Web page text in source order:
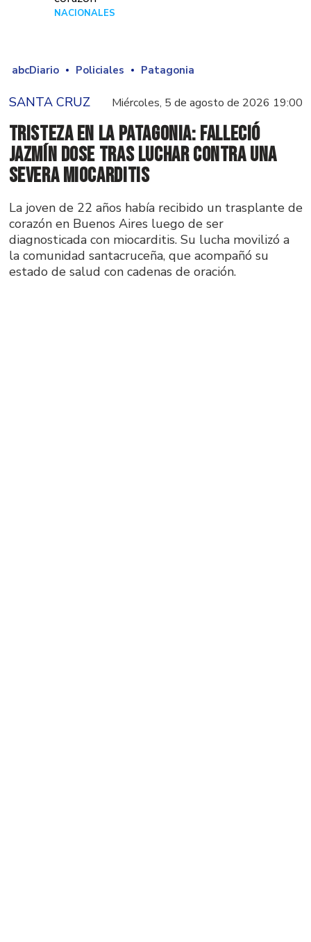
NACIONALES
abcDiario Policiales Patagonia
SANTA CRUZ Miércoles, 5 de agosto de 2026 19:00
Tristeza en la Patagonia: falleció
Jazmín Dose tras luchar contra una
severa miocarditis
La joven de 22 años había recibido un trasplante de
corazón en Buenos Aires luego de ser
diagnosticada con miocarditis. Su lucha movilizó a
la comunidad santacruceña, que acompañó su
estado de salud con cadenas de oración.